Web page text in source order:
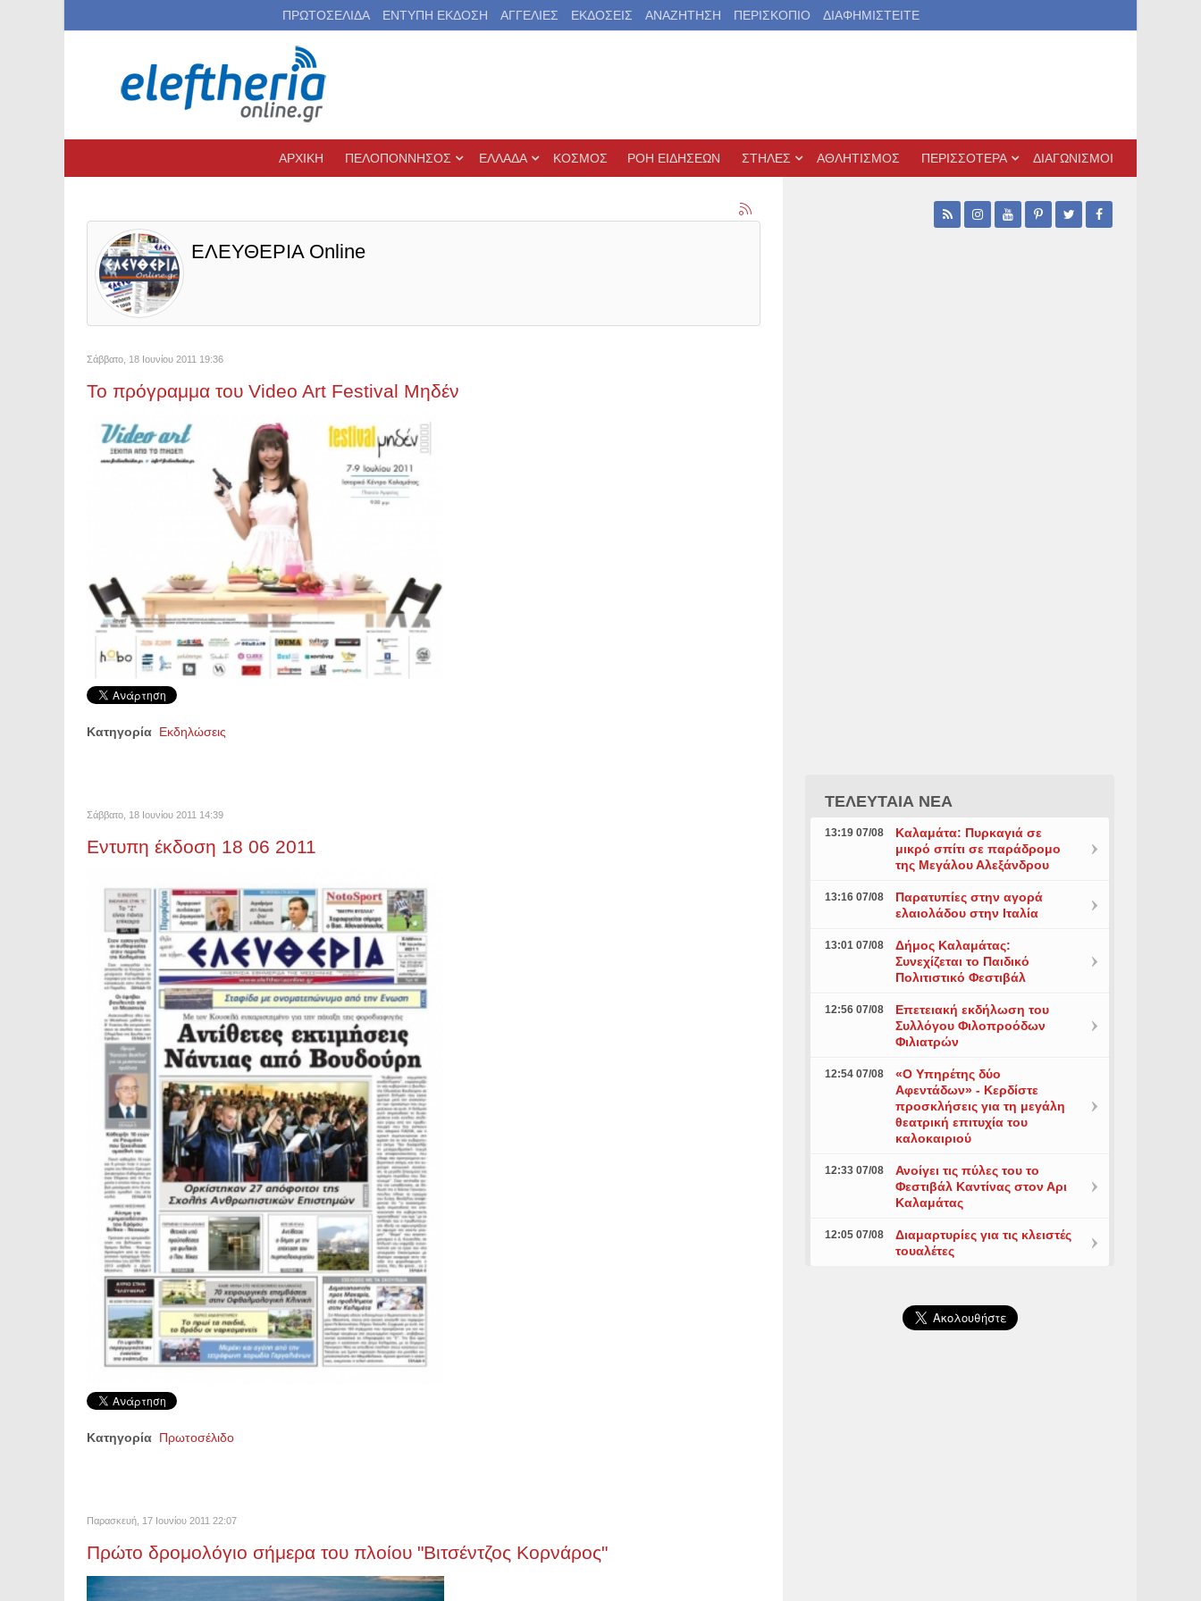
ΠΡΩΤΟΣΕΛΙΔΑ ΕΝΤΥΠΗ ΕΚΔΟΣΗ ΑΓΓΕΛΙΕΣ ΕΚΔΟΣΕΙΣ ΑΝΑΖΗΤΗΣΗ ΠΕΡΙΣΚΟΠΙΟ ΔΙΑΦΗΜΙΣΤΕΙΤΕ
ΑΡΧΙΚΗ ΠΕΛΟΠΟΝΝΗΣΟΣ ΕΛΛΑΔΑ ΚΟΣΜΟΣ ΡΟΗ ΕΙΔΗΣΕΩΝ ΣΤΗΛΕΣ ΑΘΛΗΤΙΣΜΟΣ ΠΕΡΙΣΣΟΤΕΡΑ ΔΙΑΓΩΝΙΣΜΟΙ
ΕΛΕΥΘΕΡΙΑ Online
Σάββατο, 18 Ιουνίου 2011 19:36
Το πρόγραμμα του Video Art Festival Μηδέν
Κατηγορία Εκδηλώσεις
Σάββατο, 18 Ιουνίου 2011 14:39
Εντυπη έκδοση 18 06 2011
Κατηγορία Πρωτοσέλιδο
Παρασκευή, 17 Ιουνίου 2011 22:07
Πρώτο δρομολόγιο σήμερα του πλοίου "Βιτσέντζος Κορνάρος"
ΤΕΛΕΥΤΑΙΑ ΝΕΑ
13:19 07/08
Καλαμάτα: Πυρκαγιά σε
μικρό σπίτι σε παράδρομο
της Μεγάλου Αλεξάνδρου
13:16 07/08
Παρατυπίες στην αγορά
ελαιολάδου στην Ιταλία
13:01 07/08
Δήμος Καλαμάτας:
Συνεχίζεται το Παιδικό
Πολιτιστικό Φεστιβάλ
12:56 07/08
Επετειακή εκδήλωση του
Συλλόγου Φιλοπροόδων
Φιλιατρών
12:54 07/08
«Ο Υπηρέτης δύο
Αφεντάδων» - Κερδίστε
προσκλήσεις για τη μεγάλη
θεατρική επιτυχία του
καλοκαιριού
12:33 07/08
Ανοίγει τις πύλες του το
Φεστιβάλ Καντίνας στον Αρι
Καλαμάτας
12:05 07/08
Διαμαρτυρίες για τις κλειστές
τουαλέτες